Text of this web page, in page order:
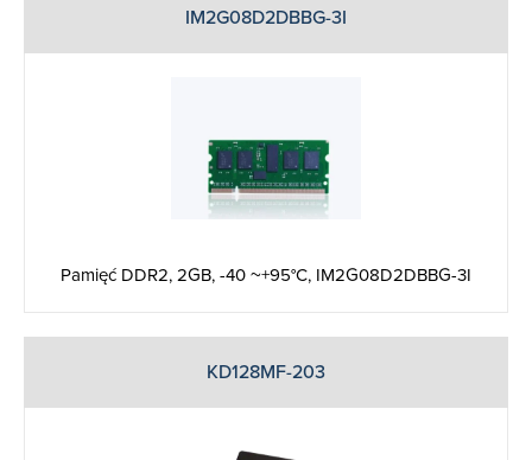
IM2G08D2DBBG-3I
Pamięć DDR2, 2GB, -40 ~+95°C, IM2G08D2DBBG-3I
KD128MF-203